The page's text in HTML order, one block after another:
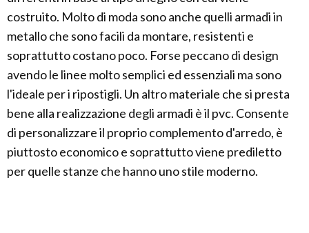
costruito. Molto di moda sono anche quelli armadi in
metallo che sono facili da montare, resistenti e
soprattutto costano poco. Forse peccano di design
avendo le linee molto semplici ed essenziali ma sono
l'ideale per i ripostigli. Un altro materiale che si presta
bene alla realizzazione degli armadi è il pvc. Consente
di personalizzare il proprio complemento d'arredo, è
piuttosto economico e soprattutto viene prediletto
per quelle stanze che hanno uno stile moderno.